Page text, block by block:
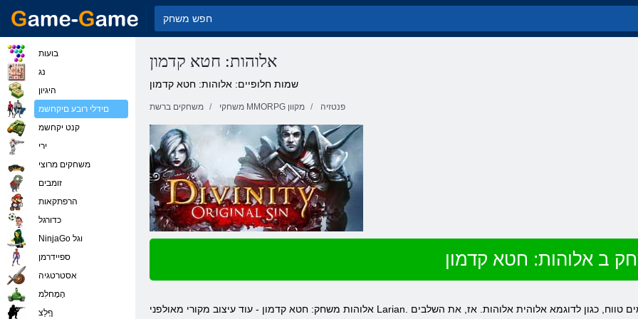
אלוהות: חטא קדמון
שמות חלופיים: אלוהות: חטא קדמון
משחקים ברשת משחקי MMORPG מקוון פנטזיה
ב אלוהות: חטא קדמון
אלוהות משחק: חטא קדמון - עוד עיצוב מקורי מאולפני Larian. אין ספק, הגיימרים המתקדמים ביותר כבר מכירים את פרויקטים קודמים טווח, כגון לדוגמא אלוהית אלוהות. אז, את השלבים
בועות
נג
היגיון
םידלי רובע םיקחשמ
קנט יקחשמ
ירי
משחקים מרוצי
זומבים
הרפתקאות
כדורגל
NinjaGo וגל
ספיידרמן
אסטרטגיה
הָמָחלִמ
ףָלַצ